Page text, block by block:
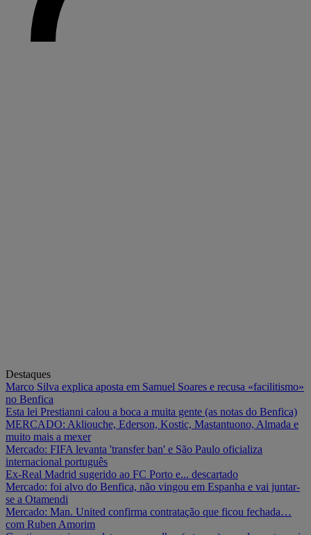
Destaques
Marco Silva explica aposta em Samuel Soares e recusa «facilitismo»
no Benfica
Esta lei Prestianni calou a boca a muita gente (as notas do Benfica)
MERCADO: Akliouche, Ederson, Kostic, Mastantuono, Almada e
muito mais a mexer
Mercado: FIFA levanta 'transfer ban' e São Paulo oficializa
internacional português
Ex-Real Madrid sugerido ao FC Porto e... descartado
Mercado: foi alvo do Benfica, não vingou em Espanha e vai juntar-
se a Otamendi
Mercado: Man. United confirma contratação que ficou fechada…
com Ruben Amorim